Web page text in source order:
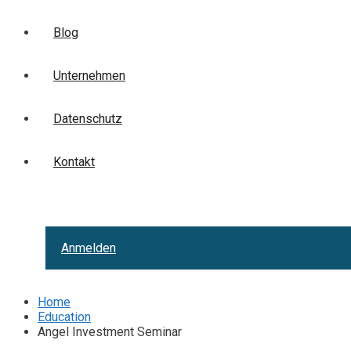
Blog
Unternehmen
Datenschutz
Kontakt
Anmelden
Home
Education
Angel Investment Seminar